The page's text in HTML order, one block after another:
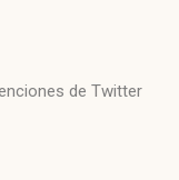
de Twitter